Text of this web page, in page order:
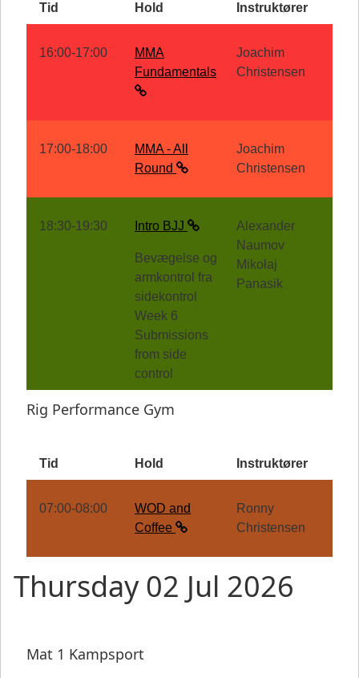
Tid Hold Instruktører
16:00-17:00
MMA
Fundamentals
Joachim
Christensen
17:00-18:00
MMA - All
Round
Joachim
Christensen
18:30-19:30 Intro BJJ
Bevægelse og
armkontrol fra
sidekontrol
Week 6
Submissions
from side
control
Alexander
Naumov
Mikołaj
Panasik
Rig Performance Gym
Tid Hold Instruktører
07:00-08:00
WOD and
Coffee
Ronny
Christensen
Thursday 02 Jul 2026
Mat 1 Kampsport